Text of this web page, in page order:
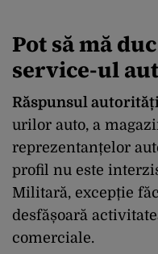
Pot să mă
service-ul
Răspunsul
urilor auto, a
reprezentanțelor
profil nu este
Militară, excepție
desfășoară
comerciale.